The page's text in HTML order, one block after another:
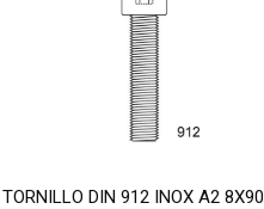
TORNILLO DIN 912 INOX A2 8X90